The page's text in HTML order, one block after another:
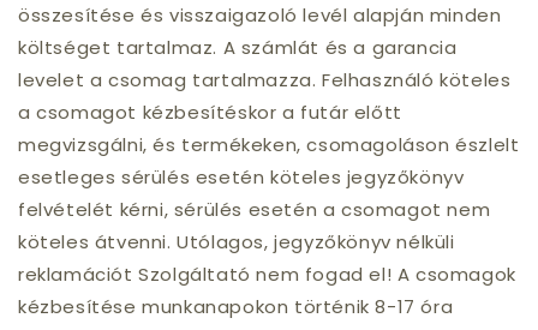
összesítése és visszaigazoló levél alapján minden
költséget tartalmaz. A számlát és a garancia
levelet a csomag tartalmazza. Felhasználó köteles
a csomagot kézbesítéskor a futár előtt
megvizsgálni, és termékeken, csomagoláson észlelt
esetleges sérülés esetén köteles jegyzőkönyv
felvételét kérni, sérülés esetén a csomagot nem
köteles átvenni. Utólagos, jegyzőkönyv nélküli
reklamációt Szolgáltató nem fogad el! A csomagok
kézbesítése munkanapokon történik 8-17 óra